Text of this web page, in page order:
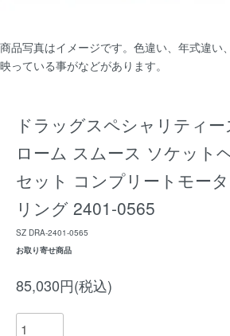
商品写真はイメージです。色違い、年式違い
映っている事がなどがあります。
ドラッグスペシャリティ
ローム スムース ソケット
セット コンプリートモー
リング 2401-0565
SZ DRA-2401-0565
お取り寄せ商品
85,030円(税込)